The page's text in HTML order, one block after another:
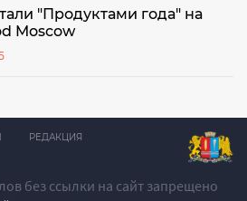
"Продуктами года" на
Moscow
без ссылки на сайт запрещено
РЕДАКЦИЯ